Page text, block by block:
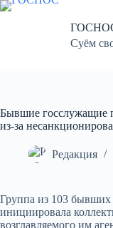
Перейти
Суём
Бывшие госслужащие
из-за
Редакция
Группа из 103
инициировала
возглавляемого им